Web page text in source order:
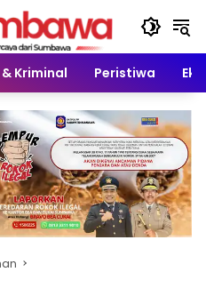
Kriminal Peristiwa